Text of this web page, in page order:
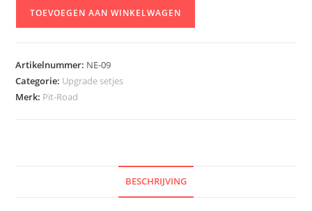
Neo
Equipment
TOEVOEGEN AAN WINKELWAGEN
Artikelnummer: NE-09
Categorie: Upgrade setjes
Merk: Pit-Road
BESCHRIJVING